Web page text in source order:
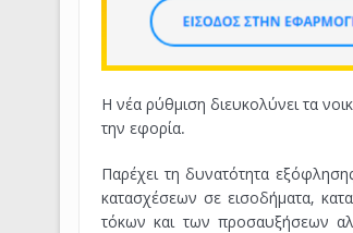
Η νέα ρύθμιση διευκολύνει τα
την εφορία.
Παρέχει τη δυνατότητα
κατασχέσεων σε εισοδήματα,
τόκων και των προσαυξήσεων